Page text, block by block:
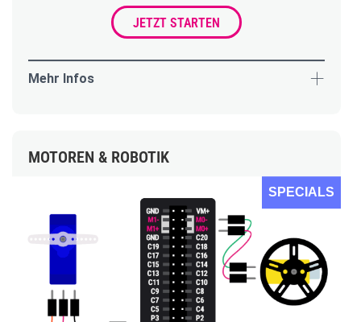
JETZT STARTEN
Mehr Infos
MOTOREN & ROBOTIK
SPECIALS